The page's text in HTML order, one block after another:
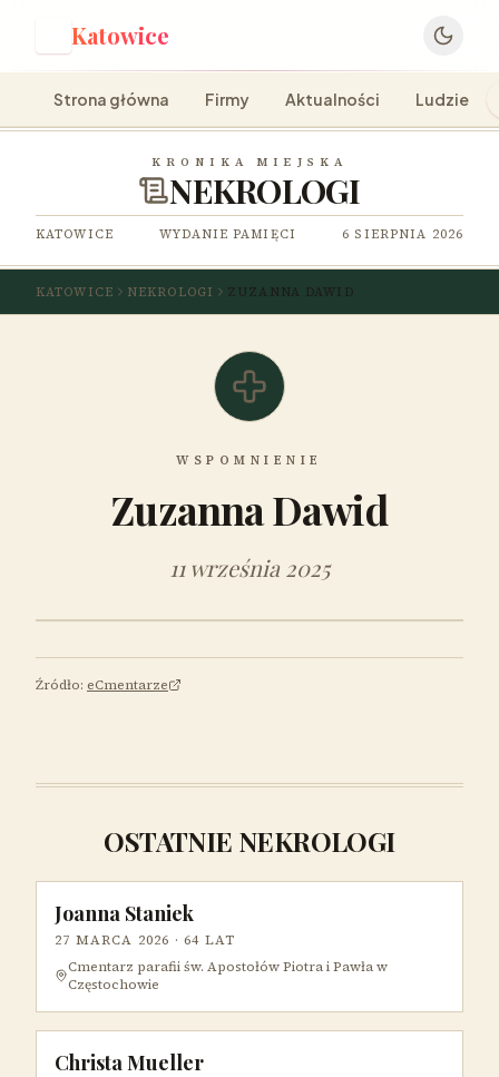
Katowice
Strona główna Firmy Aktualności Ludzie
KRONIKA MIEJSKA
NEKROLOGI
KATOWICE WYDANIE PAMIĘCI 6 SIERPNIA 2026
KATOWICE NEKROLOGI ZUZANNA DAWID
WSPOMNIENIE
Zuzanna Dawid
11 września 2025
Źródło: eCmentarze
OSTATNIE NEKROLOGI
Joanna Staniek
27 MARCA 2026 · 64 LAT
Cmentarz parafii św. Apostołów Piotra i Pawła w
Częstochowie
Christa Mueller